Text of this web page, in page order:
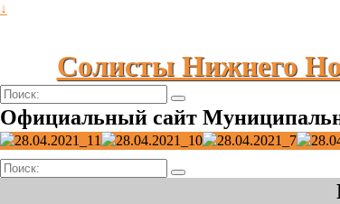
↓
Солисты Нижнего
Поиск:
Официальный сайт
Поиск: